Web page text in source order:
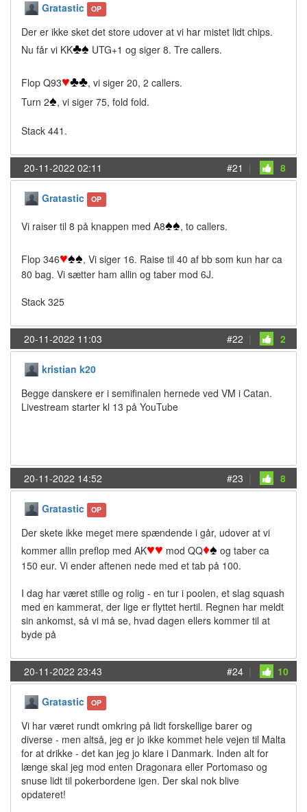
Gratastic OP
Der er ikke sket det store udover at vi har mistet lidt chips.
Nu får vi KK♣♠ UTG+1 og siger 8. Tre callers.
Flop Q93♥♣♣, vi siger 20, 2 callers.
Turn 2♠, vi siger 75, fold fold.
Stack 441.
20-11-2022 02:11 #21 | 8
Gratastic OP
Vi raiser til 8 på knappen med A8♠♠, to callers.
Flop 346♥♠♠, Vi siger 16. Raise til 40 af bb som kun har ca
80 bag. Vi sætter ham allin og taber mod 6J.
Stack 325
20-11-2022 11:03 #22 | 2
kristian k20
Begge danskere er i semifinalen hernede ved VM i Catan.
Livestream starter kl 13 på YouTube
20-11-2022 14:52 #23 | 8
Gratastic OP
Der skete ikke meget mere spændende i går, udover at vi
kommer allin preflop med AK♥♥ mod QQ♦♠ og taber ca
150 eur. Vi ender aftenen nede med et tab på 100.
I dag har været stille og rolig - en tur i poolen, et slag squash
med en kammerat, der lige er flyttet hertil. Regnen har meldt
sin ankomst, så vi må se, hvad dagen ellers kommer til at
byde på
20-11-2022 23:43 #24 | 10
Gratastic OP
Vi har været rundt omkring på lidt forskellige barer og
diverse - men altså, jeg er jo ikke kommet hele vejen til Malta
for at drikke - det kan jeg jo klare i Danmark. Inden alt for
længe skal jeg mod enten Dragonara eller Portomaso og
snuse lidt til pokerbordene igen. Der skal nok blive
opdateret!